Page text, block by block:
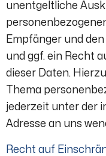
unentgeltliche
Empfänger und
und ggf. ein Recht
dieser Daten.
Thema
jederzeit unter der
Adresse an uns
Recht auf